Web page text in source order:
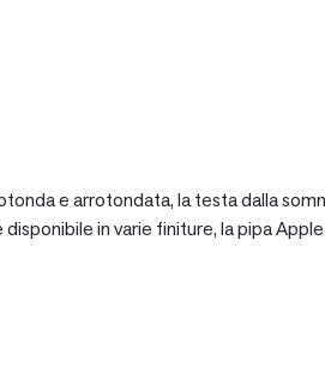
e arrotondata, la testa dalla
in varie finiture, la pipa Apple